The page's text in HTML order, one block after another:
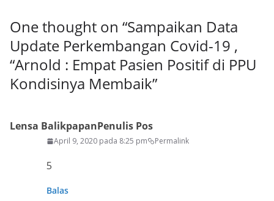
One thought on “Sampaikan Data
Update Perkembangan Covid-19 ,
“Arnold : Empat Pasien Positif di PPU
Kondisinya Membaik”
Lensa BalikpapanPenulis Pos
April 9, 2020 pada 8:25 pm Permalink
5
Balas